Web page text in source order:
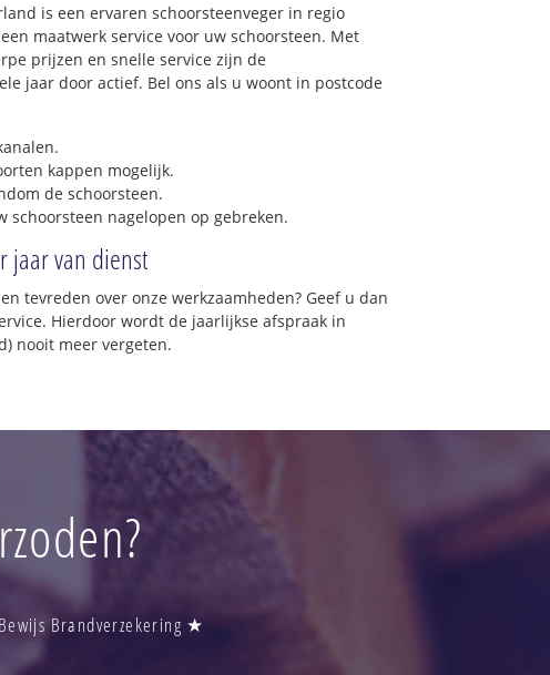
is een ervaren schoorsteenveger in regio
maatwerk service voor uw schoorsteen. Met
prijzen en snelle service zijn de
jaar door actief. Bel ons als u woont in postcode
kappen mogelijk.
de schoorsteen.
schoorsteen nagelopen op gebreken.
jaar van dienst
tevreden over onze werkzaamheden? Geef u dan
Hierdoor wordt de jaarlijkse afspraak in
nooit meer vergeten.
Brandverzekering ★